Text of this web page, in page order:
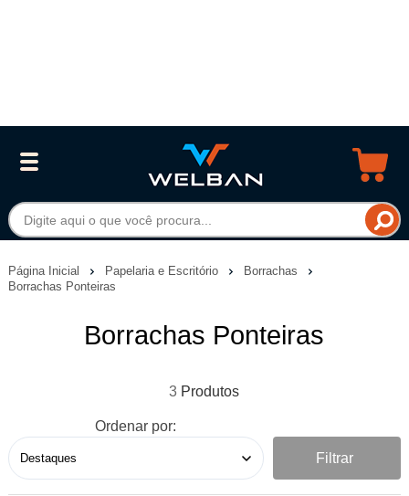
Página Inicial Papelaria e Escritório
Borrachas
Borrachas Ponteiras
Borrachas Ponteiras
3
Ordenar por:
Filtrar